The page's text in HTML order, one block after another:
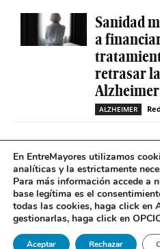
Sanidad
a
retrasar
Alzheimer
ALZHEIMER
La
peso en
ante el
de la
GERIATRÍA
En EntreMayores utilizamos
analíticas y la estrictamente
Para más información accede a
base legítima es el
todas las cookies, haga click en
gestionarlas, haga click en
Aceptar Rechazar